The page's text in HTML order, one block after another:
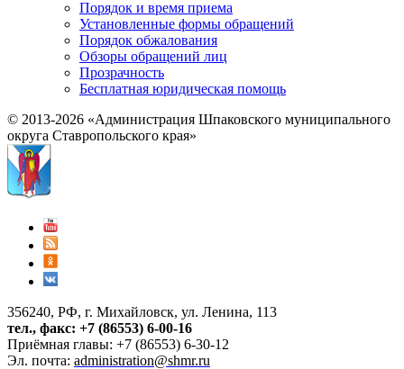
Порядок и время приема
Установленные формы обращений
Порядок обжалования
Обзоры обращений лиц
Прозрачность
Бесплатная юридическая помощь
© 2013-2026 «Администрация Шпаковского муниципального
округа Ставропольского края»
356240, РФ, г. Михайловск, ул. Ленина, 113
тел., факс: +7 (86553) 6-00-16
Приёмная главы: +7 (86553) 6-30-12
Эл. почта: administration@shmr.ru